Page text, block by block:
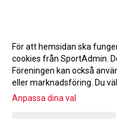
Gå till
För att hemsidan ska
cookies från SportAdmin.
Föreningen kan också
eller marknadsföring. Du
Anpassa dina val